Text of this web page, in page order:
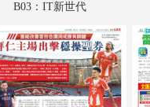
B03：IT新世代